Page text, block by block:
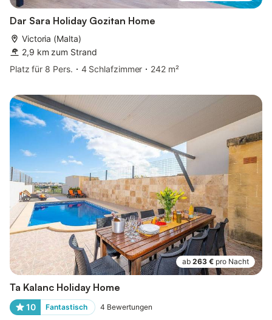
Dar Sara Holiday Gozitan Home
Victoria (Malta)
2,9 km zum Strand
Platz für 8 Pers.
4 Schlafzimmer 242 m²
ab 263 € pro Nacht
Ta Kalanc Holiday Home
10 Fantastisch 4 Bewertungen